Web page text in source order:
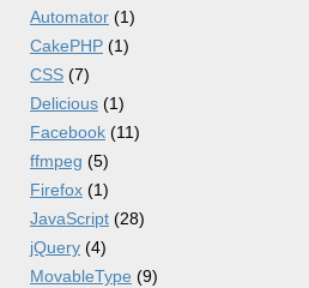
Automator (1)
CakePHP (1)
CSS (7)
Delicious (1)
Facebook (11)
ffmpeg (5)
Firefox (1)
JavaScript (28)
jQuery (4)
MovableType (9)